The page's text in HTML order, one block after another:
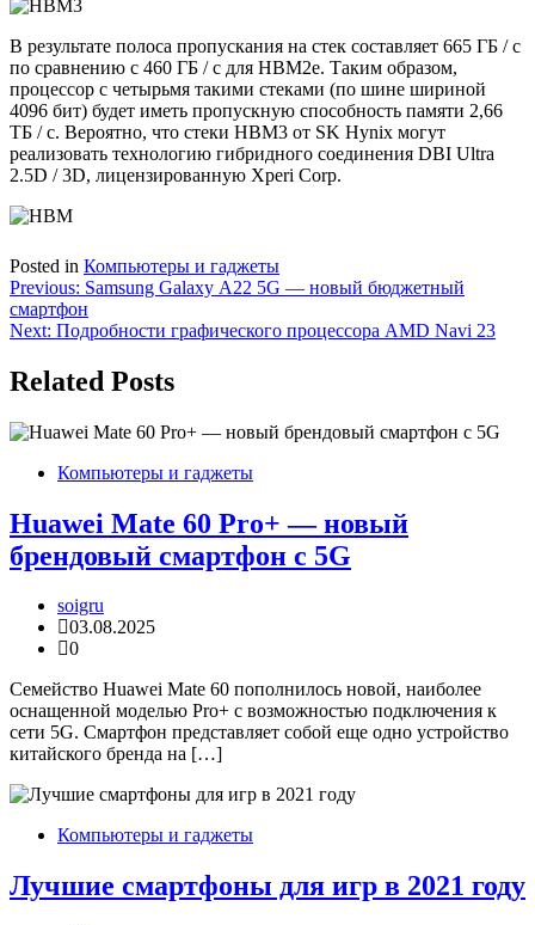
В результате полоса пропускания на стек составляет 665 ГБ / с
по сравнению с 460 ГБ / с для HBM2e. Таким образом,
процессор с четырьмя такими стеками (по шине шириной
4096 бит) будет иметь пропускную способность памяти 2,66
ТБ / с. Вероятно, что стеки HBM3 от SK Hynix могут
реализовать технологию гибридного соединения DBI Ultra
2.5D / 3D, лицензированную Xperi Corp.
Posted in Компьютеры и гаджеты
Навигация
по
Previous: Samsung Galaxy А22 5G — новый бюджетный
смартфон
Next: Подробности графического процессора AMD Navi 23
Related Posts
Компьютеры и гаджеты
Huawei Mate 60 Pro+ — новый
брендовый смартфон с 5G
soigru
03.08.2025
0
Семейство Huawei Mate 60 пополнилось новой, наиболее
оснащенной моделью Pro+ с возможностью подключения к
сети 5G. Смартфон представляет собой еще одно устройство
китайского бренда на […]
Компьютеры и гаджеты
Лучшие смартфоны для игр в 2021 году